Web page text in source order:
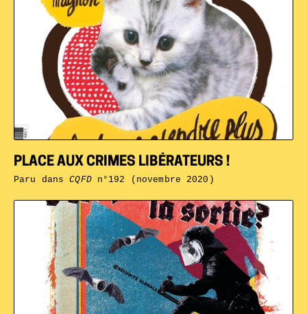
PLACE AUX CRIMES LIBÉRATEURS !
Paru dansCQFDn°192 (novembre 2020)